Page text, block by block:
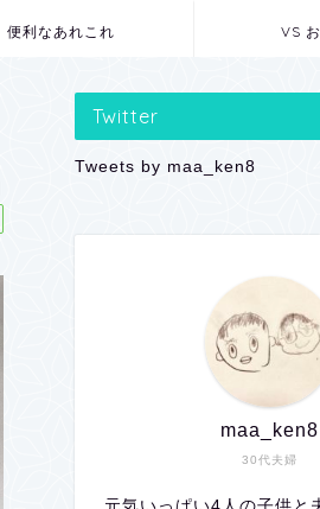
便利なあれこれ VS
Twitter
Tweets by maa_ken8
30代夫婦
maa_ken8